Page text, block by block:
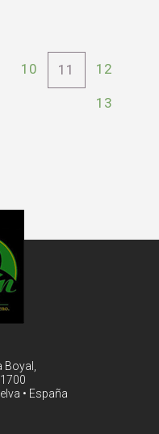
10 11 12
13
• España